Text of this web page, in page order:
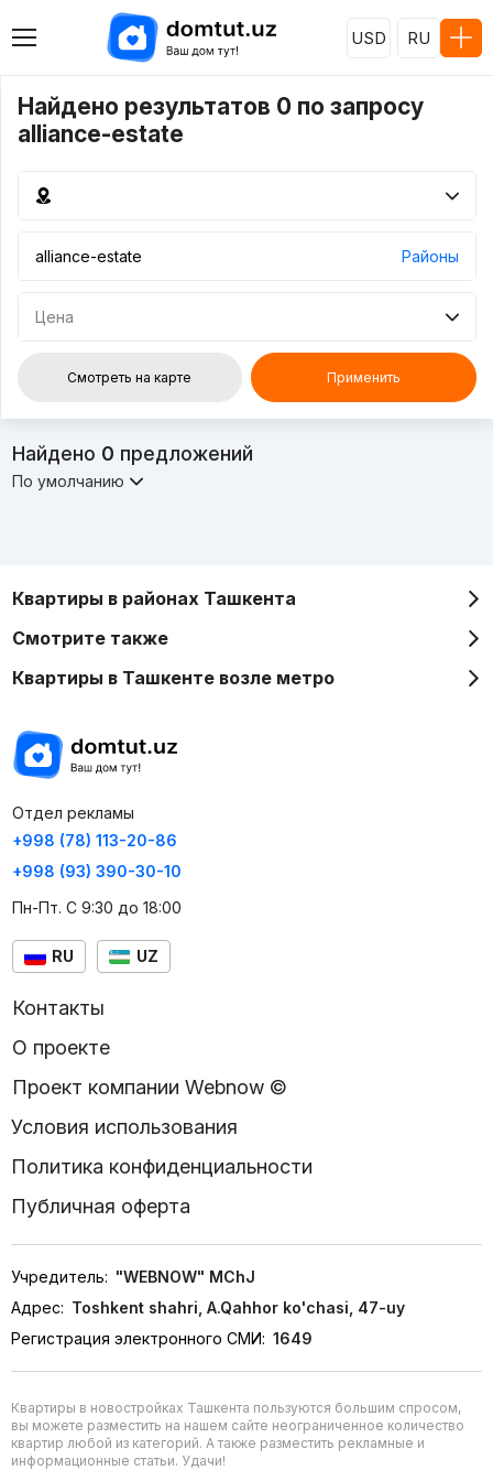
USD RU
Найдено результатов 0 по запросу
alliance-estate
Районы
Цена
Смотреть на карте Применить
Найдено 0 предложений
По умолчанию
Квартиры в районах Ташкента
Смотрите также
Квартиры в Ташкенте возле метро
Отдел рекламы
+998 (78) 113-20-86
+998 (93) 390-30-10
Пн-Пт. С 9:30 до 18:00
RU UZ
Контакты
О проекте
Проект компании Webnow ©
Условия использования
Политика конфиденциальности
Публичная оферта
Учредитель: "WEBNOW" MChJ
Адрес: Toshkent shahri, A.Qahhor ko'chasi, 47-uy
Регистрация электронного СМИ: 1649
Квартиры в новостройках Ташкента пользуются большим спросом,
вы можете разместить на нашем сайте неограниченное количество
квартир любой из категорий. А также разместить рекламные и
информационные статьи. Удачи!